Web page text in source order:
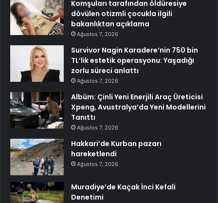
Komşuları tarafından öldüresiye
dövülen otizmli çocukla ilgili
bakanlıktan açıklama
Ağustos 7, 2026
Survivor Nagin Karadere’nin 750 bin
TL’lik estetik operasyonu: Yaşadığı
zorlu süreci anlattı
Ağustos 7, 2026
Albüm: Çinli Yeni Enerjili Araç Üreticisi
Xpeng, Avustralya’da Yeni Modellerini
Tanıttı
Ağustos 7, 2026
Hakkari’de Kurban pazarı
hareketlendi
Ağustos 7, 2026
Muradiye’de Kaçak İnci Kefali
Denetimi